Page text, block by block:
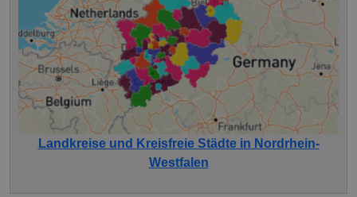
Landkreise und Kreisfreie Städte in Nordrhein-
Westfalen